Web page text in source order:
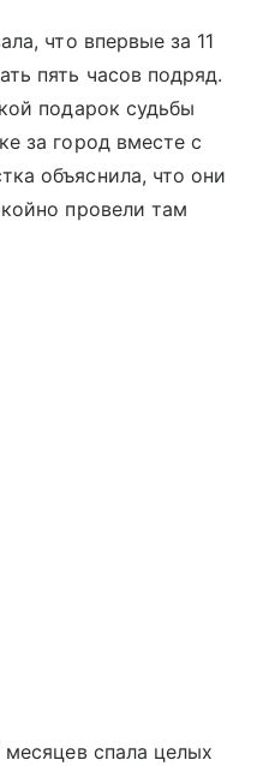
что впервые за 11
пять часов подряд.
подарок судьбы
за город вместе с
объяснила, что они
провели там
месяцев спала целых